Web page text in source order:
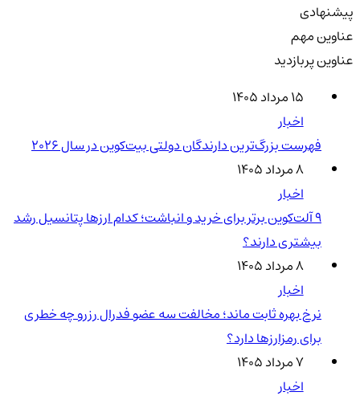
پیشنهادی
عناوین مهم
عناوین پربازدید
۱۵ مرداد ۱۴۰۵
اخبار
فهرست بزرگ‌ترین دارندگان دولتی بیت‌کوین در سال 2026
۸ مرداد ۱۴۰۵
اخبار
۹ آلت‌کوین برتر برای خرید و انباشت؛ کدام ارزها پتانسیل رشد
بیشتری دارند؟
۸ مرداد ۱۴۰۵
اخبار
نرخ بهره ثابت ماند؛ مخالفت سه عضو فدرال رزرو چه خطری
برای رمزارزها دارد؟
۷ مرداد ۱۴۰۵
اخبار